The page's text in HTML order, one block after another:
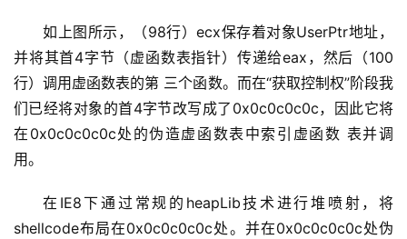
如上图所示，（98行）ecx保存着对象UserPtr地址，
并将其首4字节（虚函数表指针）传递给eax，然后（100
行）调用虚函数表的第 三个函数。而在“获取控制权”阶段我
们已经将对象的首4字节改写成了0x0c0c0c0c，因此它将
在0x0c0c0c0c处的伪造虚函数表中索引虚函数 表并调
用。
在IE8下通过常规的heapLib技术进行堆喷射，将
shellcode布局在0x0c0c0c0c处。并在0x0c0c0c0c处伪